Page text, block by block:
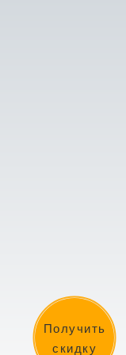
Получить
скидку